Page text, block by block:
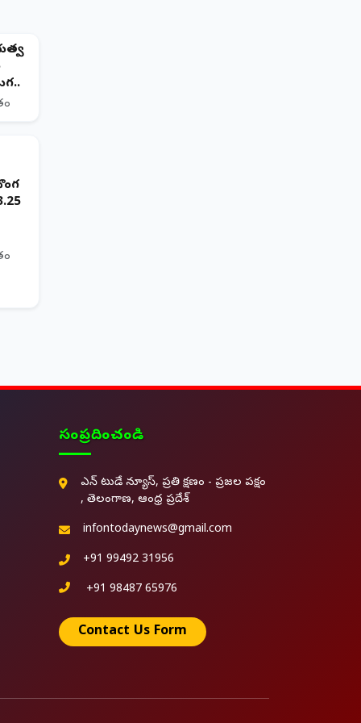
సంప్రదించండి
ఎన్ టుడే న్యూస్, ప్రతి క్షణం - ప్రజల పక్షం
, తెలంగాణ, ఆంధ్ర ప్రదేశ్
infontodaynews@gmail.com
+91 99492 31956
+91 98487 65976
Contact Us Form